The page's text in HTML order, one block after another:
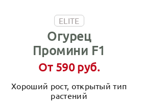
ELITE
Огурец
Промини F1
От 590 руб.
Хороший рост, открытый тип
растений